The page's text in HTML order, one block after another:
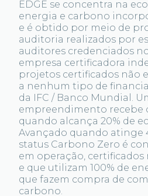
EDGE se concentra na
energia e carbono
e é obtido por meio de
auditoria realizados por
auditores credenciados
empresa certificadora
projetos certificados não
a nenhum tipo de
da IFC / Banco Mundial.
empreendimento recebe
quando alcança 20% de
Avançado quando atinge
status Carbono Zero é
em operação, certificados
e que utilizam 100% de
que fazem compra de
carbono.